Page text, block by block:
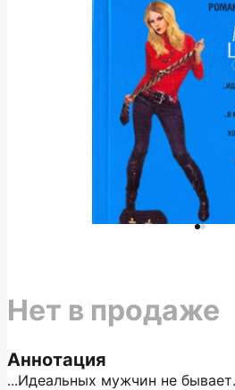
Аннотация
...Идеальных мужчин не
Нет в продаже